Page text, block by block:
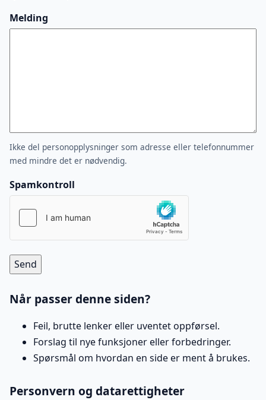
Melding
Ikke del personopplysninger som adresse eller telefonnummer
med mindre det er nødvendig.
Spamkontroll
Send
Når passer denne siden?
Feil, brutte lenker eller uventet oppførsel.
Forslag til nye funksjoner eller forbedringer.
Spørsmål om hvordan en side er ment å brukes.
Personvern og datarettigheter